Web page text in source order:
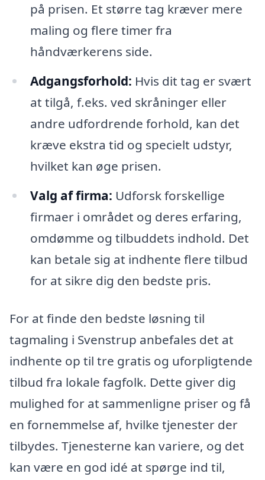
på prisen. Et større tag kræver mere
maling og flere timer fra
håndværkerens side.
Adgangsforhold: Hvis dit tag er svært
at tilgå, f.eks. ved skråninger eller
andre udfordrende forhold, kan det
kræve ekstra tid og specielt udstyr,
hvilket kan øge prisen.
Valg af firma: Udforsk forskellige
firmaer i området og deres erfaring,
omdømme og tilbuddets indhold. Det
kan betale sig at indhente flere tilbud
for at sikre dig den bedste pris.
For at finde den bedste løsning til
tagmaling i Svenstrup anbefales det at
indhente op til tre gratis og uforpligtende
tilbud fra lokale fagfolk. Dette giver dig
mulighed for at sammenligne priser og få
en fornemmelse af, hvilke tjenester der
tilbydes. Tjenesterne kan variere, og det
kan være en god idé at spørge ind til,